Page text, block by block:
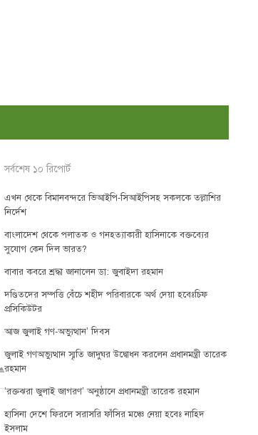
সর্বশেষ ১০ রিপোর্ট
এখন থেকে বিমানবন্দরে ভিআইপি-সিআইপিসহ সকলকে তল্লাশির
নির্দেশ
বাংলাদেশ থেকে পলাতক ও গনহত্যাকারী হাসিনাকে বক্তব্যের
সুযোগ কেন দিল ভারত?
বাবার কবরে শ্রদ্ধা জানালেন ডা: জুবাইদা রহমান
দণ্ডিতদের সম্পত্তি বেঁচে শহীদ পরিবারকে অর্থ দেয়া হবেঃচিফ
প্রসিকিউটর
আজ জুলাই গণ-অভ্যুত্থান’ দিবস
জুলাই গণঅভ্যুত্থান স্মৃতি জাদুঘর উদ্বোধন করলেন প্রধানমন্ত্রী তারেক
রহমান
‘রক্তঝরা জুলাই জাগরণ’ অনুষ্ঠানে প্রধানমন্ত্রী তারেক রহমান
হাসিনা দেশে ফিরলে সরাসরি ফাঁসির মঞ্চে নেয়া হবেঃ নাহিদ
ইসলাম